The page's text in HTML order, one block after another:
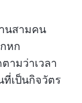
นสามคน
หก
ามว่าเวลา
ที่เป็นกิจวัตร